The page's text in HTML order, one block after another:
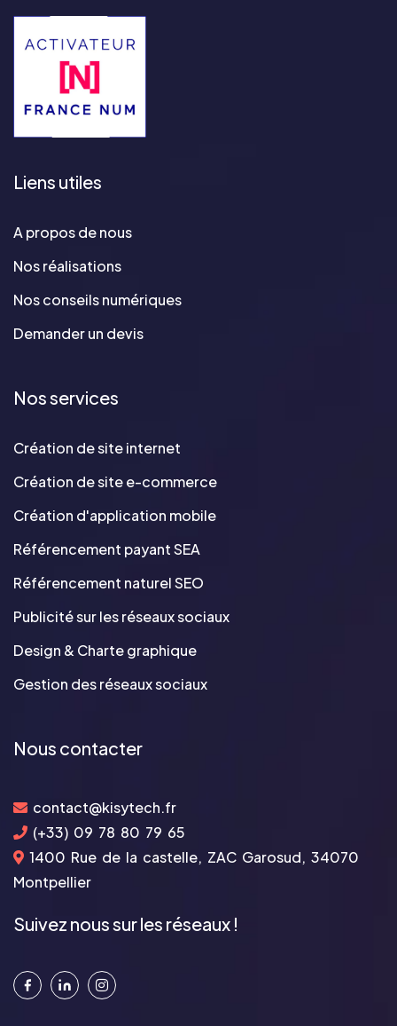
Liens utiles
A propos de nous
Nos réalisations
Nos conseils numériques
Demander un devis
Nos services
Création de site internet
Création de site e-commerce
Création d'application mobile
Référencement payant SEA
Référencement naturel SEO
Publicité sur les réseaux sociaux
Design & Charte graphique
Gestion des réseaux sociaux
Nous contacter
contact@kisytech.fr
(+33) 09 78 80 79 65
1400 Rue de la castelle, ZAC Garosud, 34070
Montpellier
Suivez nous sur les réseaux !